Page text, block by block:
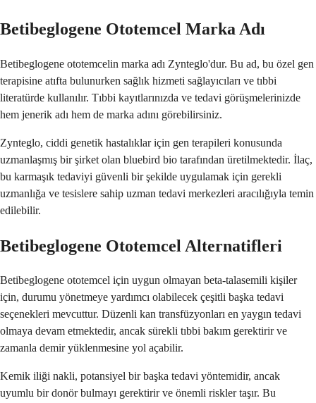
Betibeglogene Ototemcel Marka Adı
Betibeglogene ototemcelin marka adı Zynteglo'dur. Bu ad, bu özel gen
terapisine atıfta bulunurken sağlık hizmeti sağlayıcıları ve tıbbi
literatürde kullanılır. Tıbbi kayıtlarınızda ve tedavi görüşmelerinizde
hem jenerik adı hem de marka adını görebilirsiniz.
Zynteglo, ciddi genetik hastalıklar için gen terapileri konusunda
uzmanlaşmış bir şirket olan bluebird bio tarafından üretilmektedir. İlaç,
bu karmaşık tedaviyi güvenli bir şekilde uygulamak için gerekli
uzmanlığa ve tesislere sahip uzman tedavi merkezleri aracılığıyla temin
edilebilir.
Betibeglogene Ototemcel Alternatifleri
Betibeglogene ototemcel için uygun olmayan beta-talasemili kişiler
için, durumu yönetmeye yardımcı olabilecek çeşitli başka tedavi
seçenekleri mevcuttur. Düzenli kan transfüzyonları en yaygın tedavi
olmaya devam etmektedir, ancak sürekli tıbbi bakım gerektirir ve
zamanla demir yüklenmesine yol açabilir.
Kemik iliği nakli, potansiyel bir başka tedavi yöntemidir, ancak
uyumlu bir donör bulmayı gerektirir ve önemli riskler taşır. Bu